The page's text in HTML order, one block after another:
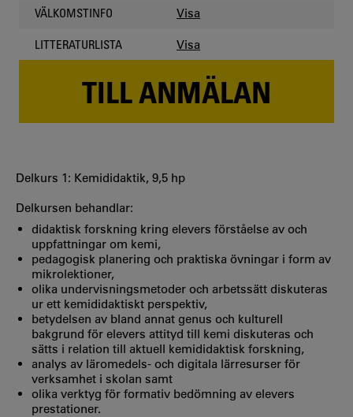
VÄLKOMSTINFO Visa
LITTERATURLISTA Visa
TILL ANMÄLAN
Delkurs 1: Kemididaktik, 9,5 hp
Delkursen behandlar:
didaktisk forskning kring elevers förståelse av och
uppfattningar om kemi,
pedagogisk planering och praktiska övningar i form av
mikrolektioner,
olika undervisningsmetoder och arbetssätt diskuteras
ur ett kemididaktiskt perspektiv,
betydelsen av bland annat genus och kulturell
bakgrund för elevers attityd till kemi diskuteras och
sätts i relation till aktuell kemididaktisk forskning,
analys av läromedels- och digitala lärresurser för
verksamhet i skolan samt
olika verktyg för formativ bedömning av elevers
prestationer.